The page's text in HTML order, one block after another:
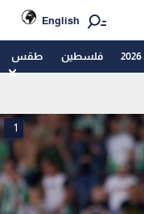
English
فلسطين طقس
1